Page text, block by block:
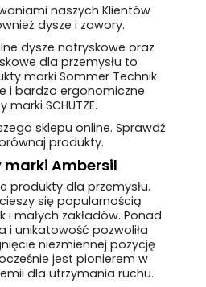
naszych Klientów
dysze i zawory.
dysze natryskowe oraz
dla przemysłu to
marki Sommer Technik
i bardzo ergonomiczne
marki SCHÜTZE.
sklepu online. Sprawdź
produkty.
marki Ambersil
produkty dla przemysłu.
się popularnością
i małych zakładów. Ponad
i unikatowość pozwoliła
niezmiennej pozycję
jest pionierem w
dla utrzymania ruchu.